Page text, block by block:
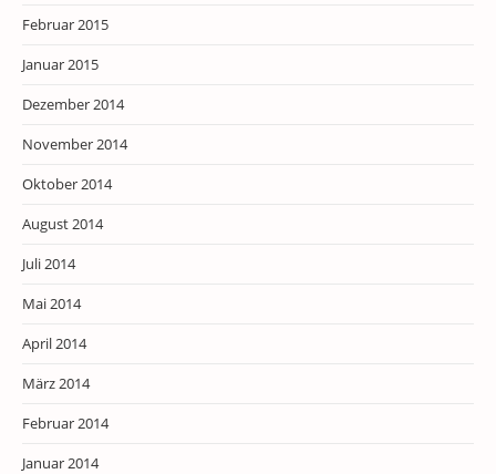
Februar 2015
Januar 2015
Dezember 2014
November 2014
Oktober 2014
August 2014
Juli 2014
Mai 2014
April 2014
März 2014
Februar 2014
Januar 2014